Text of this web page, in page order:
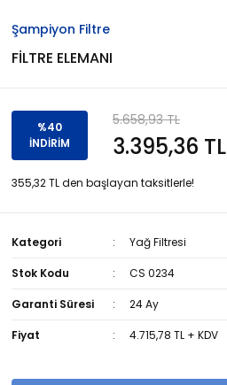
Şampiyon Filtre
FİLTRE ELEMANI
%40
İNDİRİM
5.658,93 TL
3.395,36 TL
355,32 TL den başlayan taksitlerle!
Kategori Yağ Filtresi
Stok Kodu CS 0234
Garanti Süresi 24 Ay
Fiyat 4.715,78 TL + KDV